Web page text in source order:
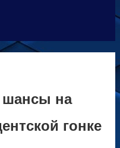
шансы на
гонке